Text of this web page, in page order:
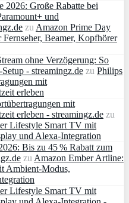
2026: Große Rabatte bei
und
zuAmazon Prime Day
Beamer, Kopfhörer
ohne Verzögerung: So
- streamingz.de zu Philips
mit
erleben
mit
erleben - streamingz.de zu
Lifestyle Smart TV mit
und Alexa‑Integration
Bis zu 45 % Rabatt zum
zuAmazon Ember Artline:
Ambient‑Modus,
Lifestyle Smart TV mit